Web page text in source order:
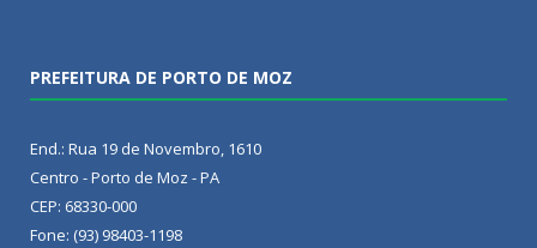
PREFEITURA DE PORTO DE MOZ
End.: Rua 19 de Novembro, 1610
Centro - Porto de Moz - PA
CEP: 68330-000
Fone: (93) 98403-1198